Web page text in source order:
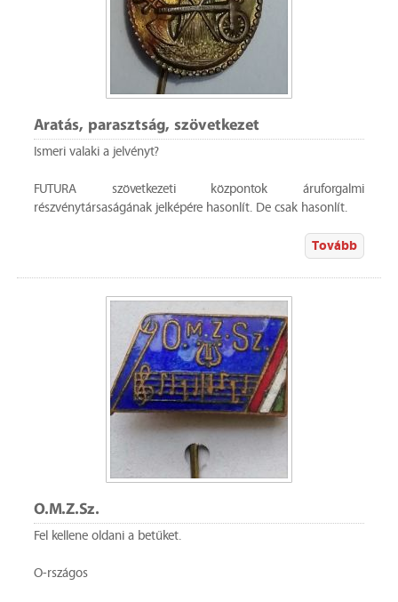
Aratás, parasztság, szövetkezet
Ismeri valaki a jelvényt?
FUTURA szövetkezeti központok áruforgalmi
részvénytársaságának jelképére hasonlít. De csak hasonlít.
Tovább
O.M.Z.Sz.
Fel kellene oldani a betűket.
O-rszágos